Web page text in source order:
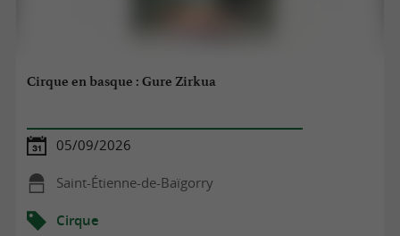
Cirque en basque : Gure Zirkua
05/09/2026
Saint-Étienne-de-Baïgorry
Cirque